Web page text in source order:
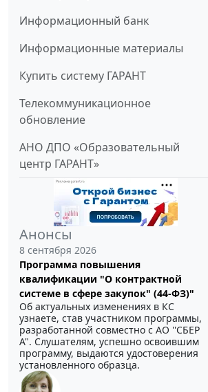
Информационный банк
Информационные материалы
Купить систему ГАРАНТ
Телекоммуникационное
обновление
АНО ДПО «Образовательный
центр ГАРАНТ»
Анонсы
8 сентября 2026
Программа повышения
квалификации "О контрактной
системе в сфере закупок" (44-ФЗ)"
Об актуальных изменениях в КС
узнаете, став участником программы,
разработанной совместно с АО ''СБЕР
А". Слушателям, успешно освоившим
программу, выдаются удостоверения
установленного образца.